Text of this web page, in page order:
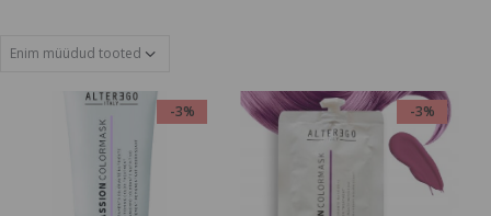
-3% -3%